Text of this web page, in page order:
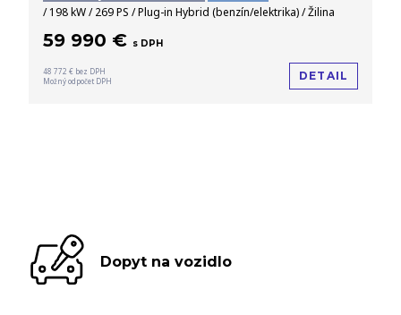
/ 198 kW / 269 PS / Plug-in Hybrid (benzín/elektrika) / Žilina
59 990 € s DPH
48 772 € bez DPH
Možný odpočet DPH
DETAIL
Dopyt na vozidlo